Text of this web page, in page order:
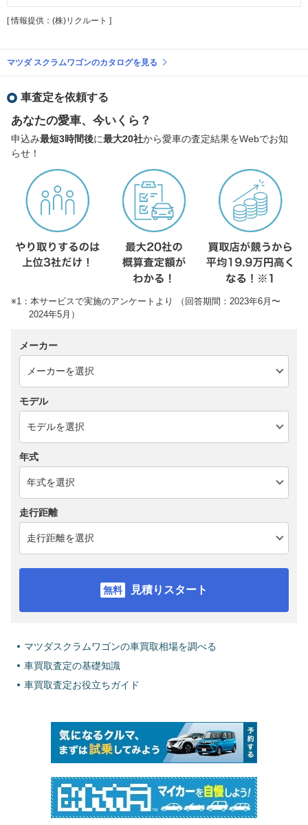
[ 情報提供：(株)リクルート ]
マツダ スクラムワゴンのカタログを見る
車査定を依頼する
あなたの愛車、今いくら？
申込み最短3時間後に最大20社から愛車の査定結果をWebでお知
らせ！
※1：本サービスで実施のアンケートより （回答期間：2023年6月〜
2024年5月）
メーカー
モデル
年式
走行距離
見積りスタート
マツダスクラムワゴンの車買取相場を調べる
車買取査定の基礎知識
車買取査定お役立ちガイド